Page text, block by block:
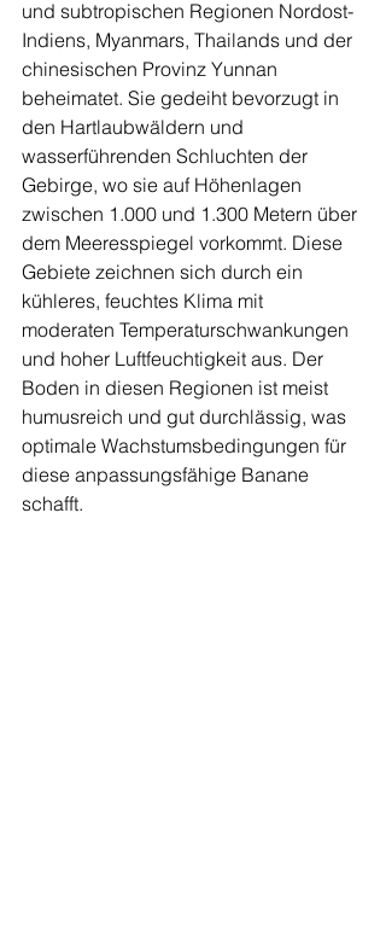
und subtropischen Regionen Nordost-
Indiens, Myanmars, Thailands und der
chinesischen Provinz Yunnan
beheimatet. Sie gedeiht bevorzugt in
den Hartlaubwäldern und
wasserführenden Schluchten der
Gebirge, wo sie auf Höhenlagen
zwischen 1.000 und 1.300 Metern über
dem Meeresspiegel vorkommt. Diese
Gebiete zeichnen sich durch ein
kühleres, feuchtes Klima mit
moderaten Temperaturschwankungen
und hoher Luftfeuchtigkeit aus. Der
Boden in diesen Regionen ist meist
humusreich und gut durchlässig, was
optimale Wachstumsbedingungen für
diese anpassungsfähige Banane
schafft.